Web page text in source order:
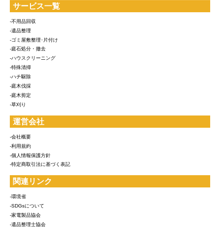
サービス一覧
-不用品回収
-遺品整理
-ゴミ屋敷整理･片付け
-庭石処分・撤去
-ハウスクリーニング
-特殊清掃
-ハチ駆除
-庭木伐採
-庭木剪定
-草刈り
運営会社
-会社概要
-利用規約
-個人情報保護方針
-特定商取引法に基づく表記
関連リンク
-環境省
-SDGsについて
-家電製品協会
-遺品整理士協会